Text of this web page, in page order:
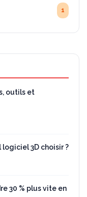
1
outils et
logiciel 3D choisir ?
30 % plus vite en